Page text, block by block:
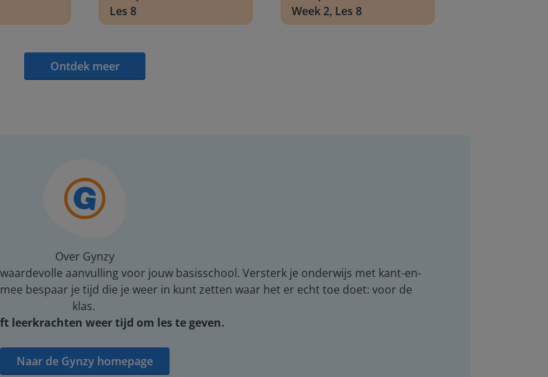
Les 8
Week 2, Les 8
Ontdek meer
Over Gynzy
aanvulling voor jouw basisschool. Versterk je onderwijs met kant-en-
bespaar je tijd die je weer in kunt zetten waar het er echt toe doet: voor de
klas.
leerkrachten weer tijd om les te geven.
Naar de Gynzy homepage